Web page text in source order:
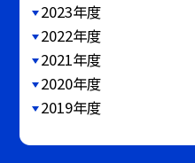
2023年度
2022年度
2021年度
2020年度
2019年度